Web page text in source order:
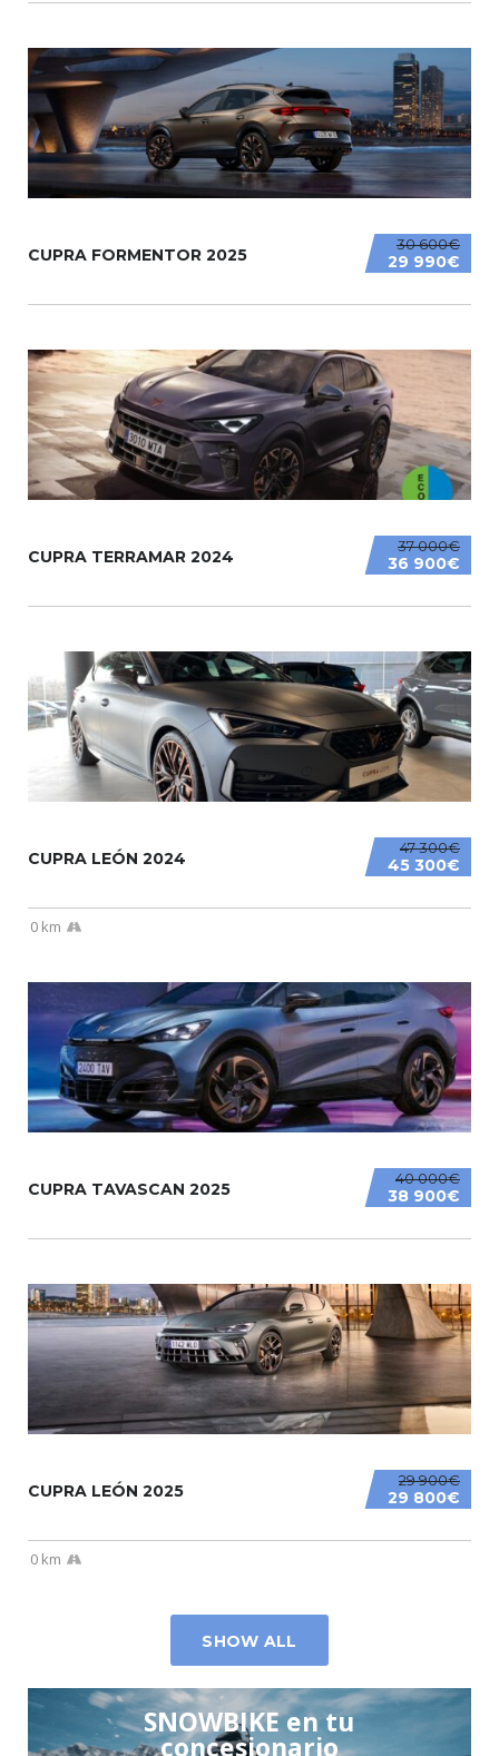
30 600€
29 990€
CUPRA FORMENTOR 2025
37 000€
36 900€
CUPRA TERRAMAR 2024
47 300€
45 300€
CUPRA LEÓN 2024
0 km
40 000€
38 900€
CUPRA TAVASCAN 2025
29 900€
29 800€
CUPRA LEÓN 2025
0 km
SHOW ALL
SNOWBIKE en tu
concesionario